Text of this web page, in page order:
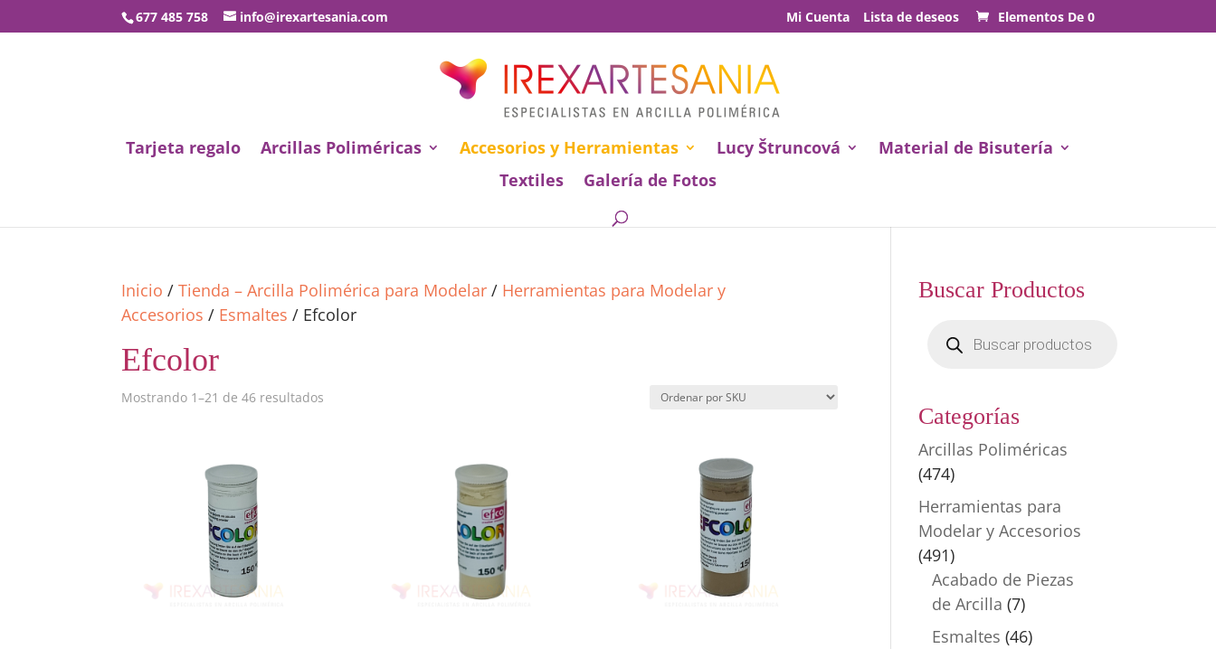
677 485 758 info@irexartesania.com Mi Cuenta Lista de deseos Elementos De 0
Tarjeta regalo Arcillas Poliméricas Accesorios y Herramientas Lucy Štruncová
Material de Bisutería
Textiles
Galería de Fotos
Inicio /Tienda – Arcilla Polimérica para Modelar / Herramientas para Modelar y
Accesorios / Esmaltes / Efcolor
Efcolor
Mostrando 1–21 de 46 resultados
Buscar Productos
productos
Categorías
Arcillas Poliméricas
(474)
Herramientas para
Modelar y Accesorios
(491)
Acabado de Piezas
de Arcilla (7)
Esmaltes (46)